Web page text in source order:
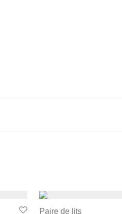
Paire de lits